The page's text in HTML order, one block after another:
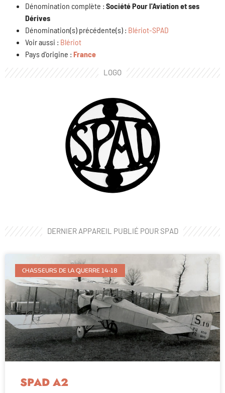
Dénomination complète : Société Pour l'Aviation et ses
Dérives
Dénomination(s) précédente(s) : Blériot-SPAD
Voir aussi : Blériot
Pays d'origine : France
LOGO
DERNIER APPAREIL PUBLIÉ POUR SPAD
CHASSEURS DE LA GUERRE 14-18
SPAD A2